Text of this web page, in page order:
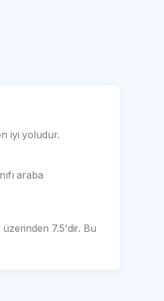
iyi yoludur.
araba
7.5'dir. Bu